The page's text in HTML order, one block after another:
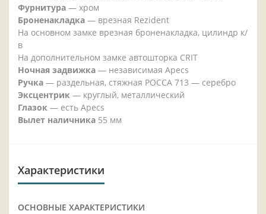
Фурнитура — хром
Броненакладка — врезная Rezident
На основном замке врезная броненакладка, цилиндр к/
в
На дополнительном замке автошторка CRIT
Ночная задвижка — независимая Apecs
Ручка — раздельная, стяжная РОССА 713 — серебро
Эксцентрик — круглый, металлический
Глазок — есть Apecs
Вылет наличника 55 мм
Характеристики
ОСНОВНЫЕ ХАРАКТЕРИСТИКИ